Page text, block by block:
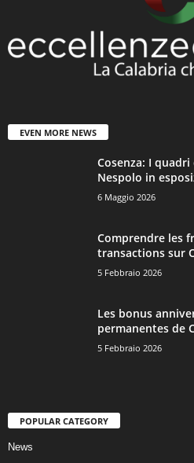
EVEN MORE NEWS
Cosenza: I
Nespolo in
6 Maggio 2026
Comprendre les
transactions sur
5 Febbraio 2026
Les bonus
permanentes de
5 Febbraio 2026
POPULAR CATEGORY
News